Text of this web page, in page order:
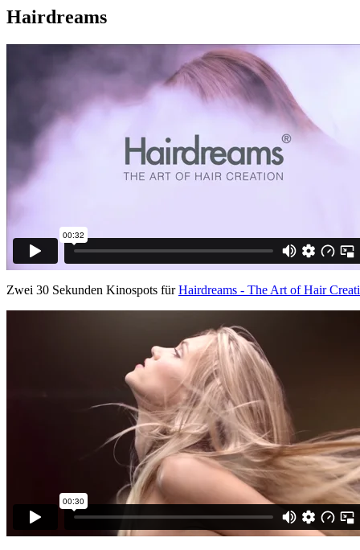
Hairdreams
Zwei 30 Sekunden Kinospots fürHairdreams - The Art of Hair